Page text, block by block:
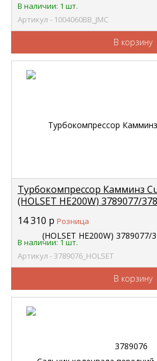
В наличии: 1 шт.
Артикул - 1004060BB_JMC
В корзину
Турбокомпрессор Камминз
(HOLSET HE200W) 3789077/
14 310 р Розница
В наличии: 1 шт.
Артикул - 3789076_HOLSET
В корзину